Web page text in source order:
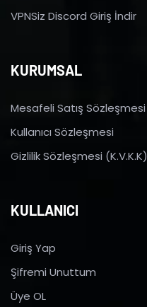
VPNSiz Discord Giriş İndir
KURUMSAL
Mesafeli Satış Sözleşmesi
Kullanıcı Sözleşmesi
Gizlilik Sözleşmesi (K.V.K.K)
KULLANICI
Giriş Yap
Şifremi Unuttum
Üye OL